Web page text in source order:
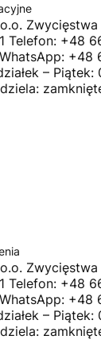
o.o.
Telefon: +48
–
o.o.
Telefon: +48
–